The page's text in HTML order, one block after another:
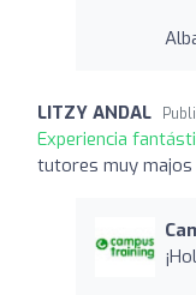
LITZY ANDAL
Experiencia
tutores muy